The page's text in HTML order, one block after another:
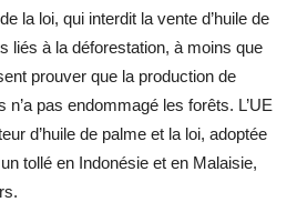
la loi, qui interdit la vente d’huile de
liés à la déforestation, à moins que
prouver que la production de
pas endommagé les forêts. L’UE
d’huile de palme et la loi, adoptée
tollé en Indonésie et en Malaisie,